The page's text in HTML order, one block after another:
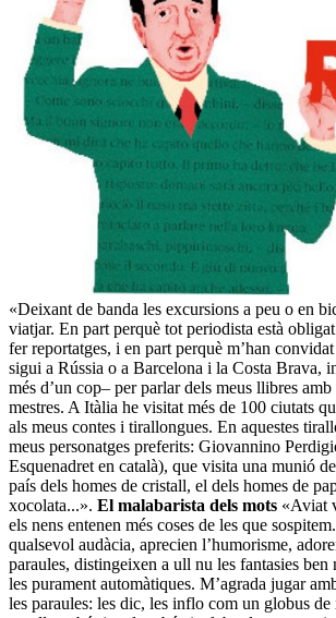
«Deixant de banda les excursions a peu o en
viatjar. En part perquè tot periodista està
fer reportatges, i en part perquè m’han
sigui a Rússia o a Barcelona i la Costa Brava,
més d’un cop– per parlar dels meus llibres
mestres. A Itàlia he visitat més de 100 ciutats
als meus contes i tirallongues. En aquestes
meus personatges preferits: Giovannino
Esquenadret en català), que visita una munió
país dels homes de cristall, el dels homes de
xocolata...». El malabarista dels mots «Aviat
els nens entenen més coses de les que
qualsevol audàcia, aprecien l’humorisme,
paraules, distingeixen a ull nu les fantasies ben
les purament automàtiques. M’agrada jugar
les paraules: les dic, les inflo com un globus